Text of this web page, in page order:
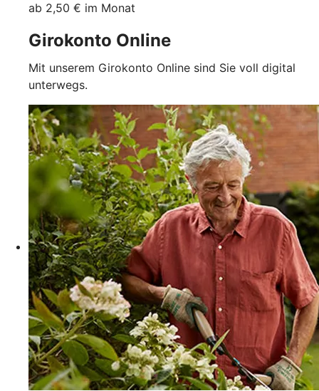
ab 2,50 € im Monat
Girokonto Online
Mit unserem Girokonto Online sind Sie voll digital
unterwegs.